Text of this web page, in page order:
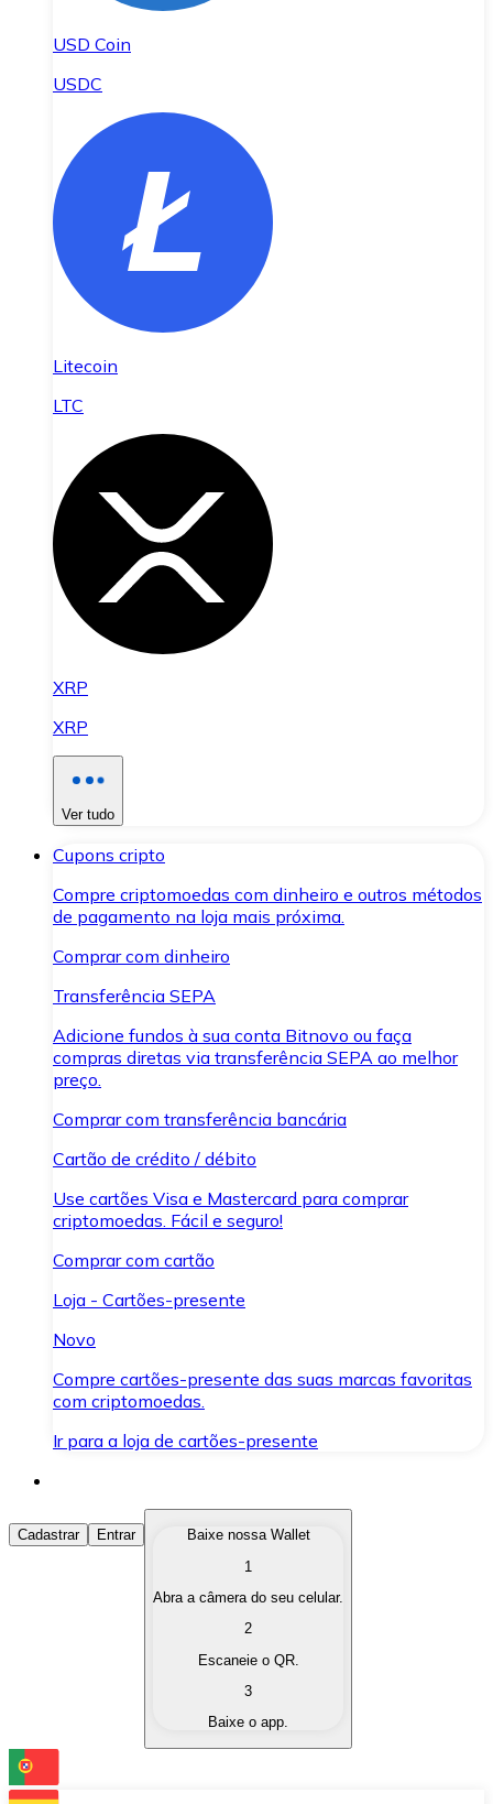
USD Coin
USDC
Litecoin
LTC
XRP
XRP
Ver tudo
Cupons cripto
Compre criptomoedas com dinheiro e outros métodos
de pagamento na loja mais próxima.
Comprar com dinheiro
Transferência SEPA
Adicione fundos à sua conta Bitnovo ou faça
compras diretas via transferência SEPA ao melhor
preço.
Comprar com transferência bancária
Cartão de crédito / débito
Use cartões Visa e Mastercard para comprar
criptomoedas. Fácil e seguro!
Comprar com cartão
Loja - Cartões-presente
Novo
Compre cartões-presente das suas marcas favoritas
com criptomoedas.
Ir para a loja de cartões-presente
Comprar Criptomoedas
Compre as criptomoedas de seu interesse de forma
Converta suas criptomoedas em moeda fiduciária
Troque uma criptomoeda por outra
Cadastrar Entrar
Baixe nossa Wallet
1
Abra a câmera do seu celular.
2
Escaneie o QR.
3
Baixe o app.